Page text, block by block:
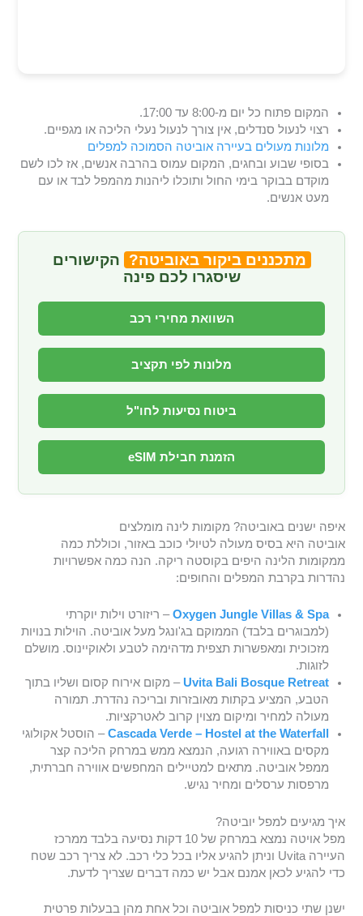
המקום פתוח כל יום מ-8:00 עד 17:00.
רצוי לנעול סנדלים, אין צורך לנעול נעלי הליכה או מגפיים.
מלונות מעולים בעיירה אוביטה הסמוכה למפלים
בסופי שבוע ובחגים, המקום עמוס בהרבה אנשים, אז לכו לשם
מוקדם בבוקר בימי החול ותוכלו ליהנות מהמפל לבד או עם
מעט אנשים.
מתכננים ביקור באוביטה?
הקישורים
שיסגרו לכם פינה
השוואת מחירי רכב
מלונות לפי תקציב
ביטוח נסיעות לחו"ל
הזמנת חבילת eSIM
איפה ישנים באוביטה? מקומות לינה מומלצים
אוביטה היא בסיס מעולה לטיולי כוכב באזור, וכוללת כמה
ממקומות הלינה היפים בקוסטה ריקה. הנה כמה אפשרויות
נהדרות בקרבת המפלים והחופים:
Oxygen Jungle Villas & Spa– ריזורט וילות יוקרתי
(למבוגרים בלבד) הממוקם בג'ונגל מעל אוביטה. הוילות בנויות
מזכוכית ומאפשרות תצפית מדהימה לטבע ולאוקיינוס. מושלם
לזוגות.
Uvita Bali Bosque Retreat – מקום אירוח קסום ושליו בתוך
הטבע, המציע בקתות מאובזרות ובריכה נהדרת. תמורה
מעולה למחיר ומיקום מצוין קרוב לאטרקציות.
Cascada Verde – Hostel at the Waterfall– הוסטל אקולוגי
מקסים באווירה רגועה, הנמצא ממש במרחק הליכה קצר
ממפל אוביטה. מתאים למטיילים המחפשים אווירה חברתית,
מרפסות ערסלים ומחיר נגיש.
איך מגיעים למפל יוביטה?
מפל אויטה נמצא במרחק של 10 דקות נסיעה בלבד ממרכז
העיירה Uvita וניתן להגיע אליו בכל כלי רכב. לא צריך רכב שטח
כדי להגיע לכאן אמנם אבל יש כמה דברים שצריך לדעת.
ישנן שתי כניסות למפל אוביטה וכל אחת מהן בבעלות פרטית